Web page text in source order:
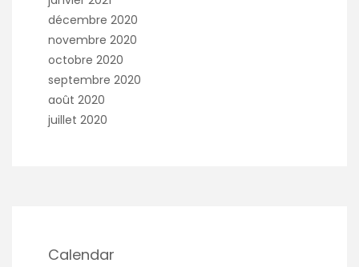
décembre 2020
novembre 2020
octobre 2020
septembre 2020
août 2020
juillet 2020
Calendar